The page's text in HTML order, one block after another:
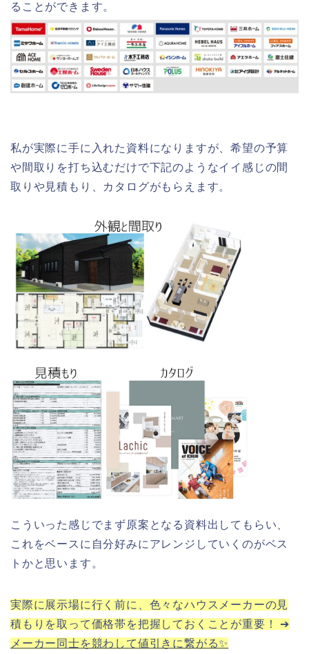
ることができます。
私が実際に手に入れた資料になりますが、希望の予算
や間取りを打ち込むだけで下記のようなイイ感じの間
取りや見積もり、カタログがもらえます。
こういった感じでまず原案となる資料出してもらい、
これをベースに自分好みにアレンジしていくのがベス
トかと思います。
実際に展示場に行く前に、色々なハウスメーカーの見
積もりを取って価格帯を把握しておくことが重要！ ➔
メーカー同士を競わして値引きに繋がる✨